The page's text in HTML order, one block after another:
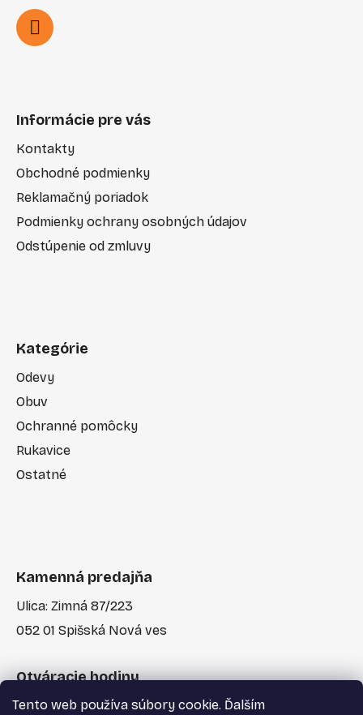
Tento web používa súbory cookie. Ďalším
Informácie pre vás
Kontakty
Obchodné podmienky
Reklamačný poriadok
Podmienky ochrany osobných údajov
Odstúpenie od zmluvy
Kategórie
Odevy
Obuv
Ochranné pomôcky
Rukavice
Ostatné
Kamenná predajňa
Ulica: Zimná 87/223
052 01 Spišská Nová ves
Otváracie hodiny
Po-Pia: 7:30 - 17:00